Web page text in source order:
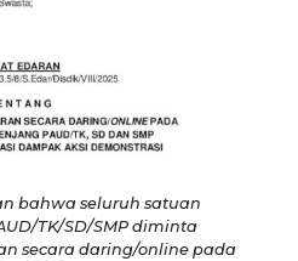
bahwa seluruh satuan
TK/SD/SMP diminta
secara daring/online pada